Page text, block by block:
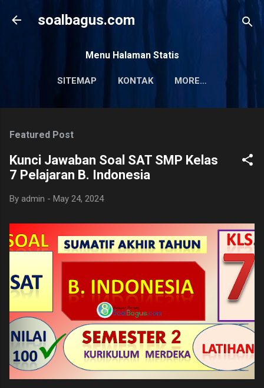
Skip to main content
soalbagus.com
Menu Halaman Statis
SITEMAP KONTAK MORE…
PRIVACY POLICY
Featured Post
Kunci Jawaban Soal SAT SMP Kelas
7 Pelajaran B. Indonesia
By admin - May 24, 2024